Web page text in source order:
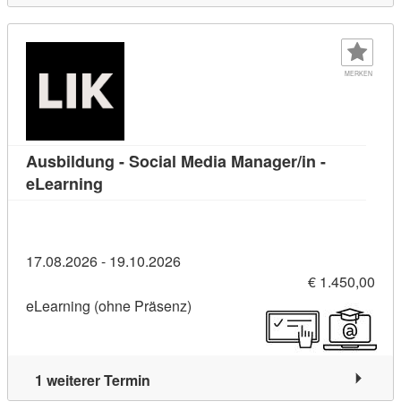
MERKEN
Ausbildung - Social Media Manager/in -
eLearning
17.08.2026 - 19.10.2026
€ 1.450,00
eLearning (ohne Präsenz)
1 weiterer Termin